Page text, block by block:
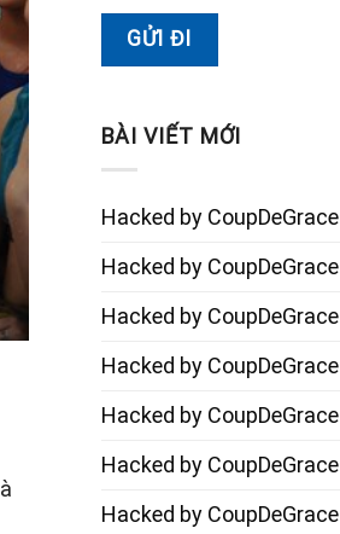
BÀI VIẾT MỚI
Hacked by CoupDeGrace
Hacked by CoupDeGrace
Hacked by CoupDeGrace
Hacked by CoupDeGrace
Hacked by CoupDeGrace
Hacked by CoupDeGrace
Hacked by CoupDeGrace